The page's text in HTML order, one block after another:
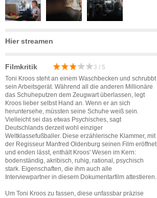
Hier streamen
Filmkritik 3 / 5
Toni Kroos steht an einem Waschbecken und schrubbt
sein Arbeitsgerät. Während all die anderen Millionäre
das Schuheputzen dem Zeugwart überlassen, legt
Kroos lieber selbst Hand an. Wenn er an sich
heruntersehe, müssten seine Schuhe weiß sein.
Vielleicht sei das etwas Psychisches, sagt
Deutschlands derzeit wohl einziger
Weltklassefußballer. Diese erzählerische Klammer, mit
der Regisseur Manfred Oldenburg seinen Film eröffnet
und enden lässt, enthält Kroos' Wesen im Kern:
bodenständig, akribisch, ruhig, rational, psychisch
stark. Eigenschaften, die ihm auch alle
Interviewpartner in diesem Dokumentarfilm attestieren.
Um Toni Kroos zu fassen, diese unfassbar präzise